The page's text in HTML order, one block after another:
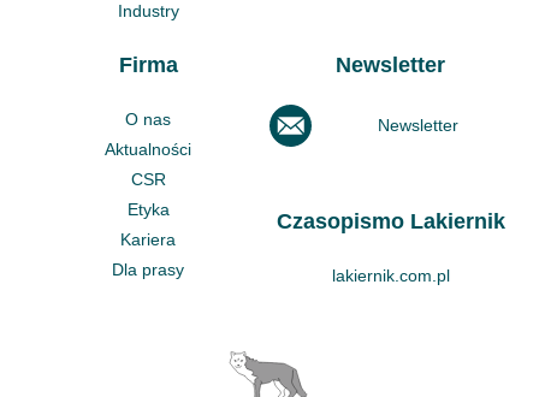
Industry
Firma
O nas
Aktualności
CSR
Etyka
Kariera
Dla prasy
Newsletter
Newsletter
Czasopismo Lakiernik
lakiernik.com.pl